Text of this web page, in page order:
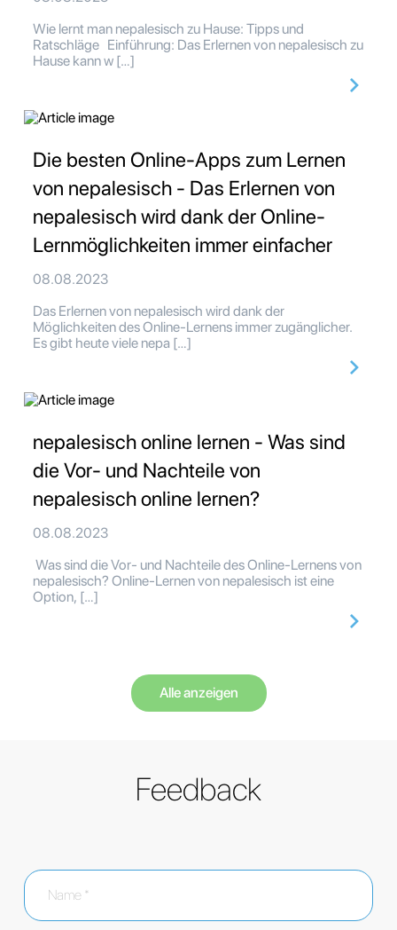
Wie lernt man nepalesisch zu Hause: Tipps und
Ratschläge Einführung: Das Erlernen von nepalesisch zu
Hause kann w […]
Die besten Online-Apps zum Lernen
von nepalesisch - Das Erlernen von
nepalesisch wird dank der Online-
Lernmöglichkeiten immer einfacher
08.08.2023
Das Erlernen von nepalesisch wird dank der
Möglichkeiten des Online-Lernens immer zugänglicher.
Es gibt heute viele nepa […]
nepalesisch online lernen - Was sind
die Vor- und Nachteile von
nepalesisch online lernen?
08.08.2023
Was sind die Vor- und Nachteile des Online-Lernens von
nepalesisch? Online-Lernen von nepalesisch ist eine
Option, […]
Alle anzeigen
Feedback